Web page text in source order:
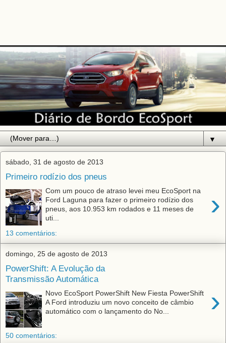
▼
sábado, 31 de agosto de 2013
Primeiro rodízio dos pneus
›
Com um pouco de atraso levei meu EcoSport na
Ford Laguna para fazer o primeiro rodízio dos
pneus, aos 10.953 km rodados e 11 meses de
uti...
13 comentários:
domingo, 25 de agosto de 2013
PowerShift: A Evolução da
Transmissão Automática
›
Novo EcoSport PowerShift New Fiesta PowerShift
A Ford introduziu um novo conceito de câmbio
automático com o lançamento do No...
50 comentários: